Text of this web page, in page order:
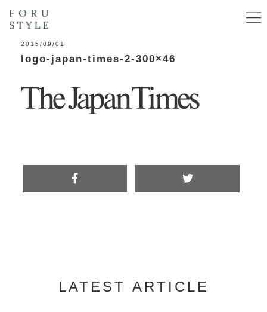
2015/09/01
logo-japan-times-2-300×46
LATEST ARTICLE